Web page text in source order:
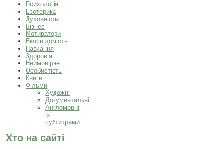
Психологія
Езотерика
Духовність
Бізнес
Мотиватори
Екосвідомість
Навчання
Здоров’я
Неймовірне
Особистість
Книги
Фільми
Художні
Документальні
Англомовні
із
субтитрами
Хто на сайті